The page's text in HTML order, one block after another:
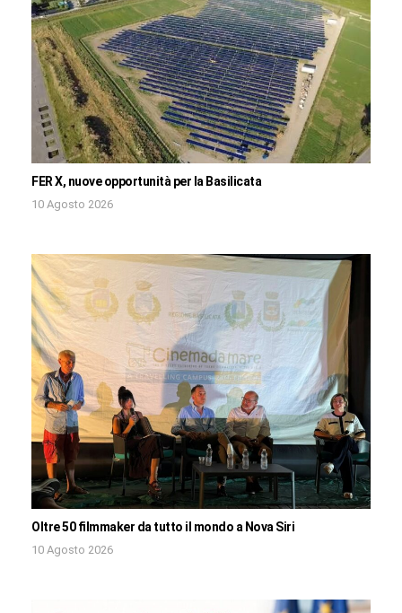
FER X, nuove opportunità per la Basilicata
10 Agosto 2026
Oltre 50 filmmaker da tutto il mondo a Nova Siri
10 Agosto 2026